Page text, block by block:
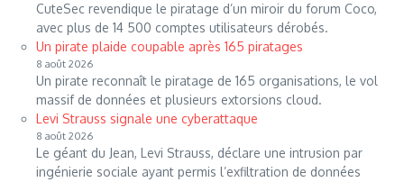
CuteSec revendique le piratage d’un miroir du forum Coco,
avec plus de 14 500 comptes utilisateurs dérobés.
Un pirate plaide coupable après 165 piratages
8 août 2026
Un pirate reconnaît le piratage de 165 organisations, le vol
massif de données et plusieurs extorsions cloud.
Levi Strauss signale une cyberattaque
8 août 2026
Le géant du Jean, Levi Strauss, déclare une intrusion par
ingénierie sociale ayant permis l’exfiltration de données